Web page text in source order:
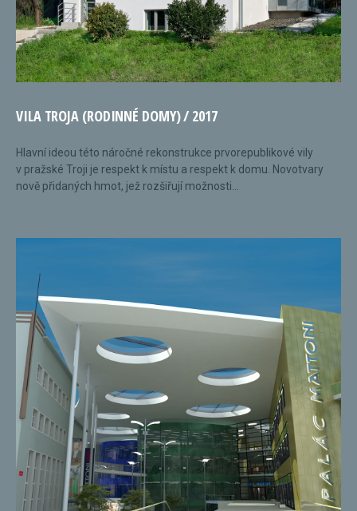
VILA TROJA (RODINNÉ DOMY) / 2017
Hlavní ideou této náročné rekonstrukce prvorepublikové vily
v pražské Troji je respekt k místu a respekt k domu. Novotvary
nově přidaných hmot, jež rozšiřují možnosti...